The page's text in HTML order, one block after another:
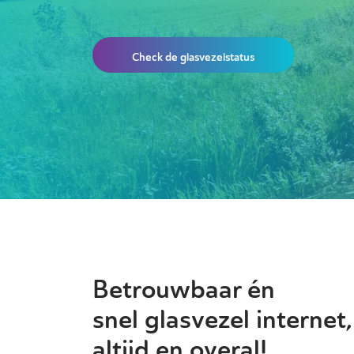
Check de glasvezelstatus
Betrouwbaar én
snel glasvezel internet,